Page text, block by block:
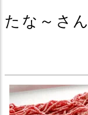
たな～さ